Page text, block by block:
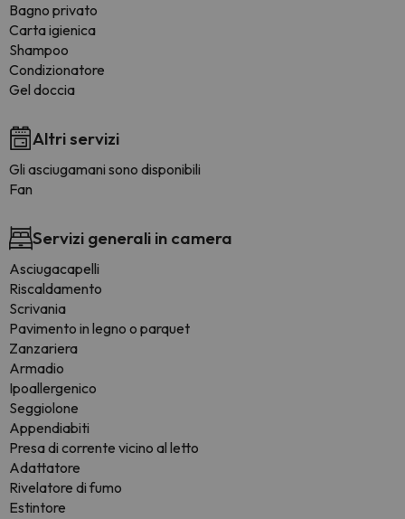
Bagno privato
Carta igienica
Shampoo
Condizionatore
Gel doccia
Altri servizi
Gli asciugamani sono disponibili
Fan
Servizi generali in camera
Asciugacapelli
Riscaldamento
Scrivania
Pavimento in legno o parquet
Zanzariera
Armadio
Ipoallergenico
Seggiolone
Appendiabiti
Presa di corrente vicino al letto
Adattatore
Rivelatore di fumo
Estintore